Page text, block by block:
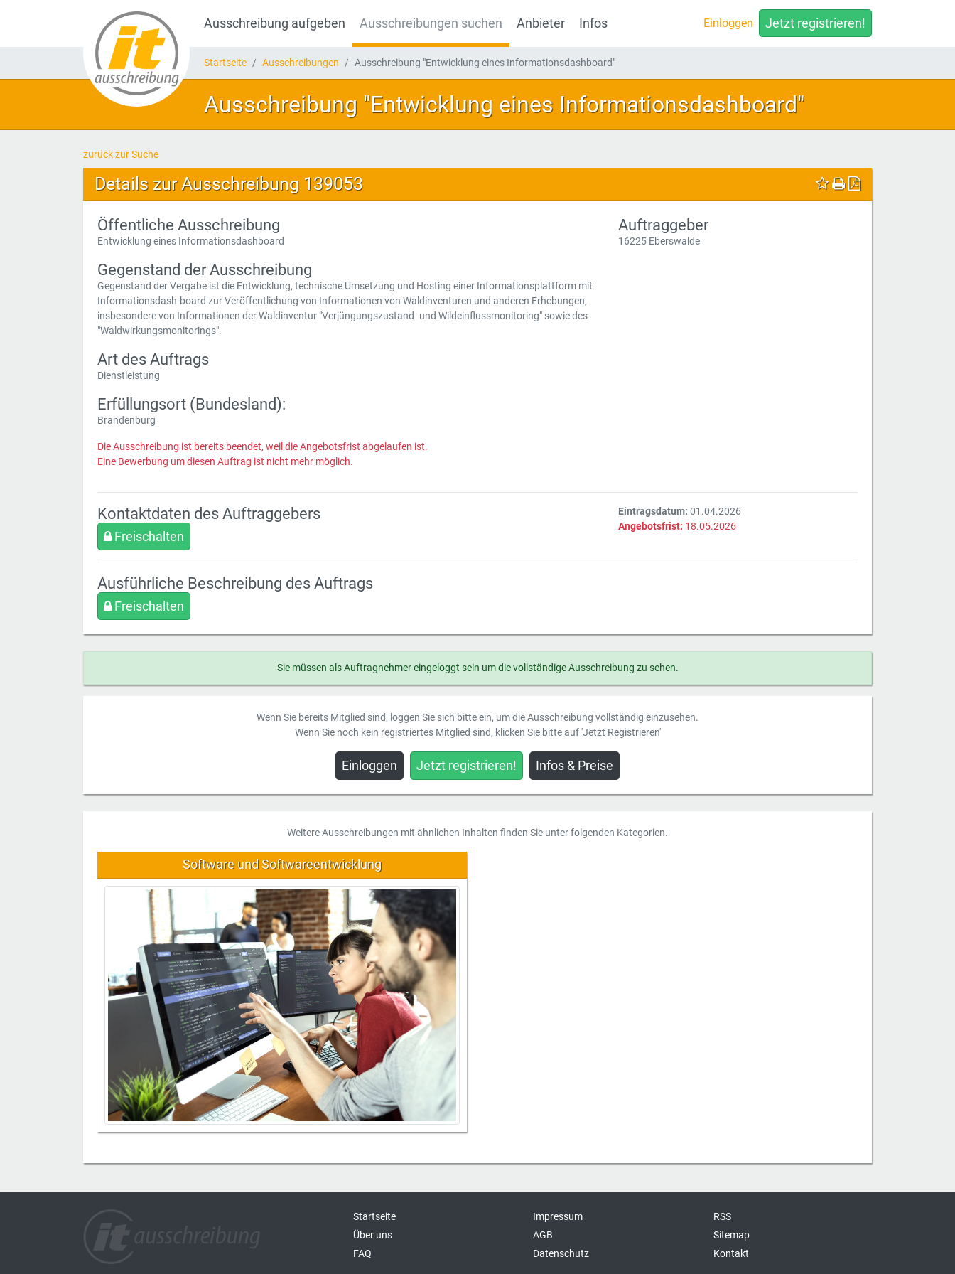
Ausschreibung aufgeben Ausschreibungen suchen Anbieter Infos Einloggen Jetzt registrieren!
Startseite Ausschreibungen Ausschreibung "Entwicklung eines Informationsdashboard"
Ausschreibung "Entwicklung eines Informationsdashboard"
zurück zur Suche
Details zur Ausschreibung 139053
Öffentliche Ausschreibung
Entwicklung eines Informationsdashboard
Gegenstand der Ausschreibung
Gegenstand der Vergabe ist die Entwicklung, technische Umsetzung und Hosting einer Informationsplattform mit
Informationsdash-board zur Veröffentlichung von Informationen von Waldinventuren und anderen Erhebungen,
insbesondere von Informationen der Waldinventur "Verjüngungszustand- und Wildeinflussmonitoring" sowie des
"Waldwirkungsmonitorings".
Art des Auftrags
Dienstleistung
Erfüllungsort (Bundesland):
Brandenburg
Die Ausschreibung ist bereits beendet, weil die Angebotsfrist abgelaufen ist.
Eine Bewerbung um diesen Auftrag ist nicht mehr möglich.
Auftraggeber
16225 Eberswalde
Kontaktdaten des Auftraggebers
Freischalten
Eintragsdatum: 01.04.2026
Angebotsfrist: 18.05.2026
Ausführliche Beschreibung des Auftrags
Freischalten
Sie müssen als Auftragnehmer eingeloggt sein um die vollständige Ausschreibung zu sehen.
Wenn Sie bereits Mitglied sind, loggen Sie sich bitte ein, um die Ausschreibung vollständig einzusehen.
Wenn Sie noch kein registriertes Mitglied sind, klicken Sie bitte auf 'Jetzt Registrieren'
Einloggen Jetzt registrieren! Infos & Preise
Weitere Ausschreibungen mit ähnlichen Inhalten finden Sie unter folgenden Kategorien.
Software und Softwareentwicklung
Startseite
Über uns
FAQ
Impressum
AGB
Datenschutz
RSS
Sitemap
Kontakt